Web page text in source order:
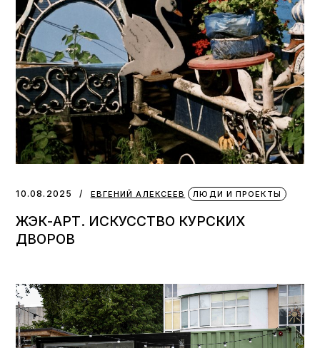
10.08.2025 ЕВГЕНИЙ АЛЕКСЕЕВ ЛЮДИ И ПРОЕКТЫ
ЖЭК-АРТ. ИСКУССТВО КУРСКИХ
ДВОРОВ